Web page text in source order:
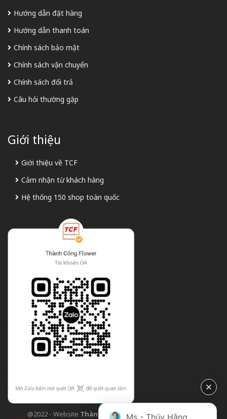
Hướng dẫn đặt hàng
Hướng dẫn thanh toán
Chính sách bảo mật
Chính sách vận chuyển
Chính sách đổi trả
Câu hỏi thường gặp
Giới thiệu
Giới thiệu về TCF
Cảm nhận từ khách hàng
Hệ thống 150 shop toàn quốc
@2022 - Website Thành Công Flower| Design bởi
Ms - Thúy Hằng